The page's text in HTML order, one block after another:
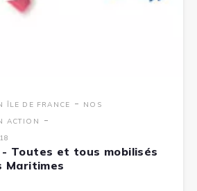
ÎLE DE FRANCE -
NOS
ACTION
-
- Toutes et tous mobilisés
Maritimes